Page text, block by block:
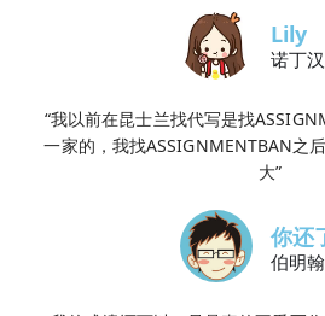
Lily
诺丁
“我以前在昆士兰找代写是找
一家的，我找ASSIGNMENTBAN之
大”
你还
伯明